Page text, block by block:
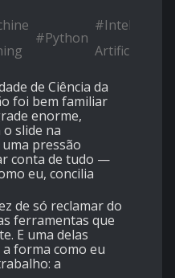
#Python
#Inteligência
Artificial (IA)
de Ciência da
foi bem familiar
enorme,
slide na
pressão
conta de tudo —
eu, concilia
de só reclamar do
ferramentas que
E uma delas
forma como eu
a